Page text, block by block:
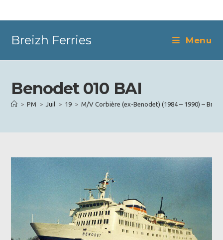
Breizh Ferries Menu
Benodet 010 BAI
> PM > Juil > 19 > M/V Corbière (ex-Benodet) (1984 – 1990) –